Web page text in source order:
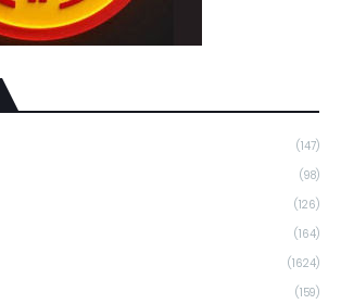
(147)
(98)
(126)
(164)
(1624)
(159)